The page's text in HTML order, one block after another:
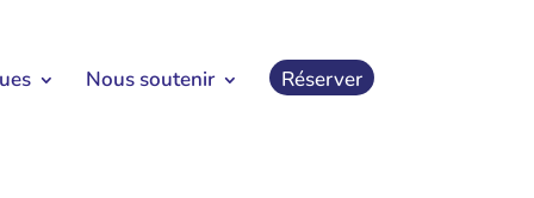
Nous soutenir Réserver